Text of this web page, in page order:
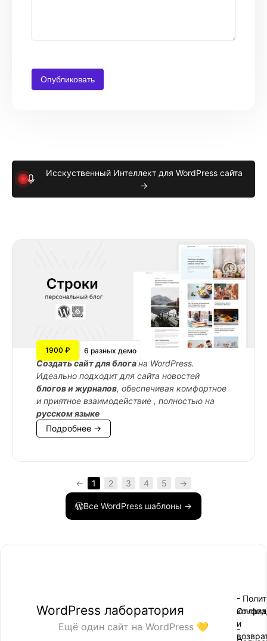
Исскуственный Интеллект для WordPress сайта
→
1900 ₽ 6 разных демо
Cоздать сайт для блогана WordPress.
Идеально подходит для сайта новостей
блогов и журналов, обеспечивая комфортное
и приятное взаимодействие , полностью на
русском языке
Подробнее →
← 1 2 3 4 5 →
Все WordPress шаблоны →
WordPress лаборатория
Ещё один сайт на WordPress 💛
-
-
-
Оплата
и